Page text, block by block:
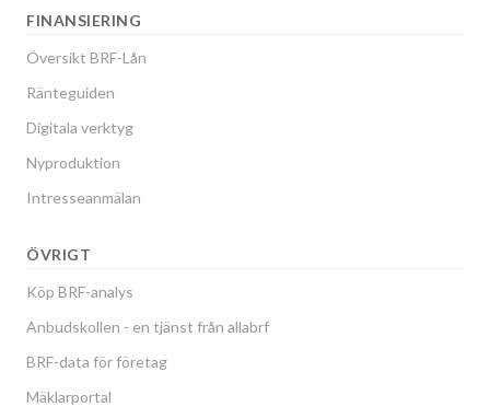
FINANSIERING
Översikt BRF-Lån
Ränteguiden
Digitala verktyg
Nyproduktion
Intresseanmälan
ÖVRIGT
Köp BRF-analys
Anbudskollen - en tjänst från allabrf
BRF-data för företag
Mäklarportal